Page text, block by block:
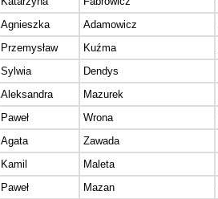
Agnieszka Adamowicz
Przemysław Kuźma
Sylwia Dendys
Aleksandra Mazurek
Paweł Wrona
Agata Zawada
Kamil Maleta
Paweł Mazan